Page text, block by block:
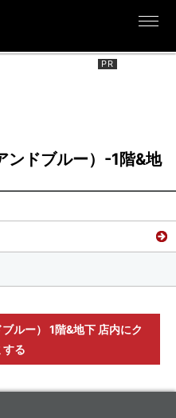
ドブルー）-1階&地
ルー） 1階&地下 店内にク
する